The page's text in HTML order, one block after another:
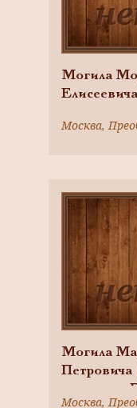
Могила
Могила
рядового,